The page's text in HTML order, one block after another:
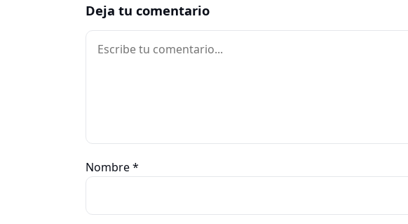
Deja tu comentario
Comentario
Nombre*